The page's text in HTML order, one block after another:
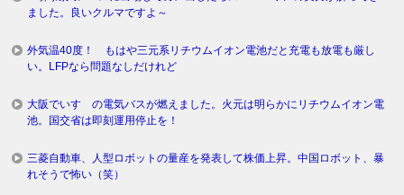
ました。良いクルマですよ～
外気温40度！ もはや三元系リチウムイオン電池だと充電も放電も厳し
い。LFPなら問題なしだけれど
大阪でいすゞの電気バスが燃えました。火元は明らかにリチウムイオン電
池。国交省は即刻運用停止を！
三菱自動車、人型ロボットの量産を発表して株価上昇。中国ロボット、暴
れそうで怖い（笑）